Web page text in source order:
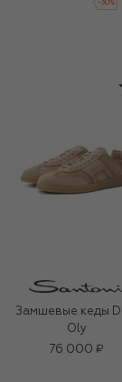
-30%
Замшевые кеды
Oly
76 000 ₽